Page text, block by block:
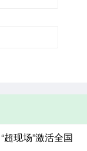
现场”激活全国